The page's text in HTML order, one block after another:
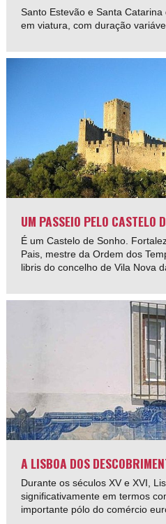
Santo Estevão e Santa
em viatura, com duração
UM PASSEIO PELO CASTELO
É um Castelo de Sonho.
Pais, mestre da Ordem dos
libris do concelho de Vila Nova
A LISBOA DOS
Durante os séculos XV e XVI,
significativamente em termos
importante pólo do comércio